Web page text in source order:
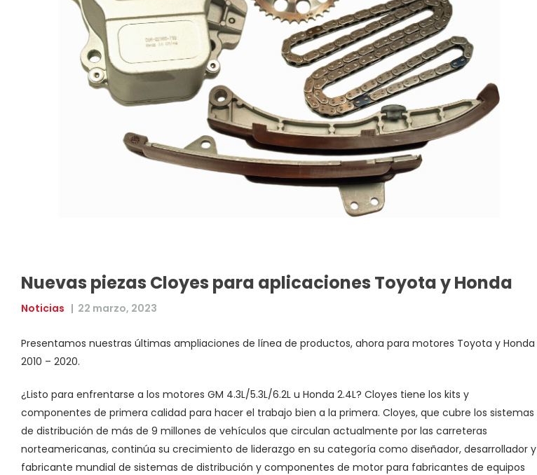
Nuevas piezas Cloyes para aplicaciones Toyota y Honda
Noticias | 22 marzo, 2023
Presentamos nuestras últimas ampliaciones de línea de productos, ahora para motores Toyota y Honda
2010 – 2020.
¿Listo para enfrentarse a los motores GM 4.3L/5.3L/6.2L u Honda 2.4L? Cloyes tiene los kits y
componentes de primera calidad para hacer el trabajo bien a la primera. Cloyes, que cubre los sistemas
de distribución de más de 9 millones de vehículos que circulan actualmente por las carreteras
norteamericanas, continúa su crecimiento de liderazgo en su categoría como diseñador, desarrollador y
fabricante mundial de sistemas de distribución y componentes de motor para fabricantes de equipos